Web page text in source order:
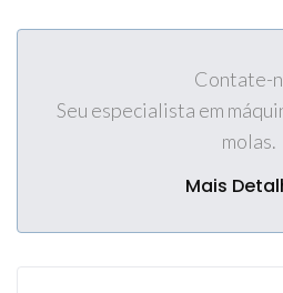
Contate-
Seu especialista em
molas.
Mais